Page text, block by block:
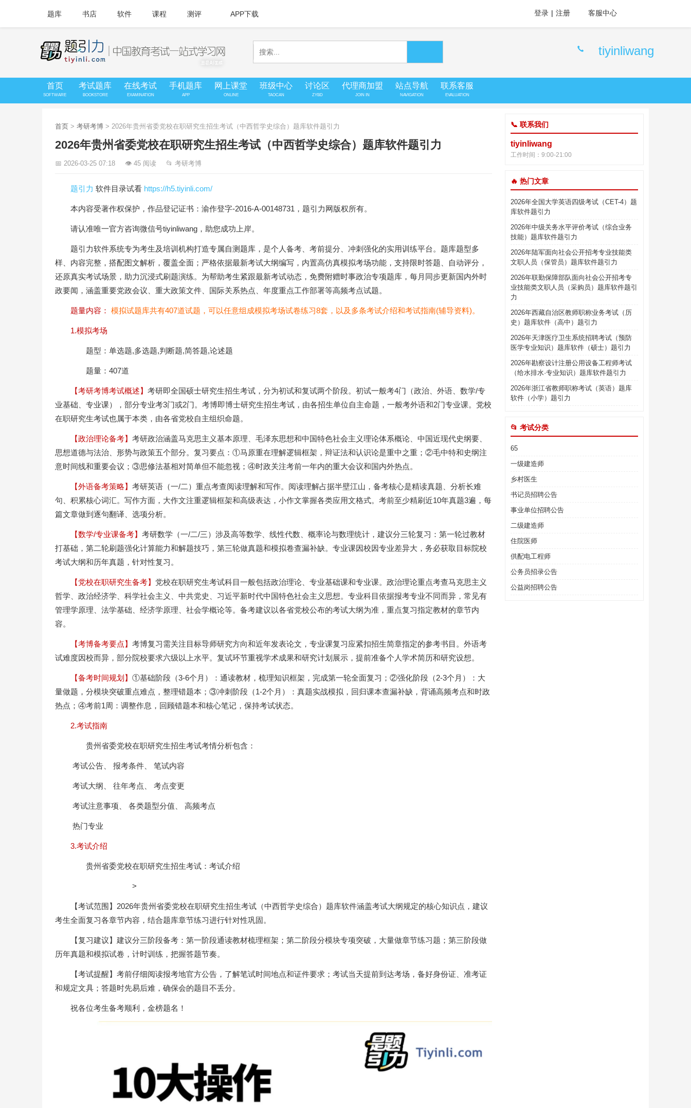
题库 书店 软件 课程 测评 APP下载 登录 | 注册 客服中心
tiyinliwang
首页
SOFTWARE
考试题库
BOOKSTORE
在线考试
EXAMINATION
手机题库
APP
网上课堂
ONLINE
班级中心
TAOCAN
讨论区
ZYBD
代理商加盟
JOIN IN
站点导航
NAVIGATION
联系客服
EVALUATION
首页 > 考研考博 > 2026年贵州省委党校在职研究生招生考试（中西哲学史综合）题库软件题引力
2026年贵州省委党校在职研究生招生考试（中西哲学史综合）题库软件题引力
📅 2026-03-25 07:18 👁 45 阅读 📂 考研考博
题引力 软件目录试看 https://h5.tiyinli.com/
本内容受著作权保护，作品登记证书：渝作登字-2016-A-00148731，题引力网版权所有。
请认准唯一官方咨询微信号tiyinliwang，助您成功上岸。
题引力软件系统专为考生及培训机构打造专属自测题库，是个人备考、考前提分、冲刺强化的实用训练平台。题库题型多
样、内容完整，搭配图文解析，覆盖全面；严格依据最新考试大纲编写，内置高仿真模拟考场功能，支持限时答题、自动评分，
还原真实考试场景，助力沉浸式刷题演练。为帮助考生紧跟最新考试动态，免费附赠时事政治专项题库，每月同步更新国内外时
政要闻，涵盖重要党政会议、重大政策文件、国际关系热点、年度重点工作部署等高频考点试题。
题量内容： 模拟试题库共有407道试题，可以任意组成模拟考场试卷练习8套，以及多条考试介绍和考试指南(辅导资料)。
1.模拟考场
题型：单选题,多选题,判断题,简答题,论述题
题量：407道
【考研考博考试概述】 考研即全国硕士研究生招生考试，分为初试和复试两个阶段。初试一般考4门（政治、外语、数学/专
业基础、专业课），部分专业考3门或2门。考博即博士研究生招生考试，由各招生单位自主命题，一般考外语和2门专业课。党校
在职研究生考试也属于本类，由各省党校自主组织命题。
【政治理论备考】 考研政治涵盖马克思主义基本原理、毛泽东思想和中国特色社会主义理论体系概论、中国近现代史纲要、
思想道德与法治、形势与政策五个部分。复习要点：①马原重在理解逻辑框架，辩证法和认识论是重中之重；②毛中特和史纲注
意时间线和重要会议；③思修法基相对简单但不能忽视；④时政关注考前一年内的重大会议和国内外热点。
【外语备考策略】 考研英语（一/二）重点考查阅读理解和写作。阅读理解占据半壁江山，备考核心是精读真题、分析长难
句、积累核心词汇。写作方面，大作文注重逻辑框架和高级表达，小作文掌握各类应用文格式。考前至少精刷近10年真题3遍，每
篇文章做到逐句翻译、选项分析。
【数学/专业课备考】 考研数学（一/二/三）涉及高等数学、线性代数、概率论与数理统计，建议分三轮复习：第一轮过教材
打基础，第二轮刷题强化计算能力和解题技巧，第三轮做真题和模拟卷查漏补缺。专业课因校因专业差异大，务必获取目标院校
考试大纲和历年真题，针对性复习。
【党校在职研究生备考】 党校在职研究生考试科目一般包括政治理论、专业基础课和专业课。政治理论重点考查马克思主义
哲学、政治经济学、科学社会主义、中共党史、习近平新时代中国特色社会主义思想。专业科目依据报考专业不同而异，常见有
管理学原理、法学基础、经济学原理、社会学概论等。备考建议以各省党校公布的考试大纲为准，重点复习指定教材的章节内
容。
【考博备考要点】 考博复习需关注目标导师研究方向和近年发表论文，专业课复习应紧扣招生简章指定的参考书目。外语考
试难度因校而异，部分院校要求六级以上水平。复试环节重视学术成果和研究计划展示，提前准备个人学术简历和研究设想。
【备考时间规划】 ①基础阶段（3-6个月）：通读教材，梳理知识框架，完成第一轮全面复习；②强化阶段（2-3个月）：大
量做题，分模块突破重点难点，整理错题本；③冲刺阶段（1-2个月）：真题实战模拟，回归课本查漏补缺，背诵高频考点和时政
热点；④考前1周：调整作息，回顾错题本和核心笔记，保持考试状态。
2.考试指南
贵州省委党校在职研究生招生考试考情分析包含：
考试公告、 报考条件、 笔试内容
考试大纲、 往年考点、 考点变更
考试注意事项、 各类题型分值、 高频考点
热门专业
3.考试介绍
贵州省委党校在职研究生招生考试：考试介绍
>
【考试范围】2026年贵州省委党校在职研究生招生考试（中西哲学史综合）题库软件涵盖考试大纲规定的核心知识点，建议
考生全面复习各章节内容，结合题库章节练习进行针对性巩固。
【复习建议】建议分三阶段备考：第一阶段通读教材梳理框架；第二阶段分模块专项突破，大量做章节练习题；第三阶段做
历年真题和模拟试卷，计时训练，把握答题节奏。
【考试提醒】考前仔细阅读报考地官方公告，了解笔试时间地点和证件要求；考试当天提前到达考场，备好身份证、准考证
和规定文具；答题时先易后难，确保会的题目不丢分。
祝各位考生备考顺利，金榜题名！
📞 联系我们
tiyinliwang
工作时间：9:00-21:00
🔥 热门文章
2026年全国大学英语四级考试（CET-4）题
库软件题引力
2026年中级关务水平评价考试（综合业务
技能）题库软件题引力
2026年陆军面向社会公开招考专业技能类
文职人员（保管员）题库软件题引力
2026年联勤保障部队面向社会公开招考专
业技能类文职人员（采购员）题库软件题引
力
2026年西藏自治区教师职称业务考试（历
史）题库软件（高中）题引力
2026年天津医疗卫生系统招聘考试（预防
医学专业知识）题库软件（硕士）题引力
2026年勘察设计注册公用设备工程师考试
（给水排水·专业知识）题库软件题引力
2026年浙江省教师职称考试（英语）题库
软件（小学）题引力
📂 考试分类
65
一级建造师
乡村医生
书记员招聘公告
事业单位招聘公告
二级建造师
住院医师
供配电工程师
公务员招录公告
公益岗招聘公告